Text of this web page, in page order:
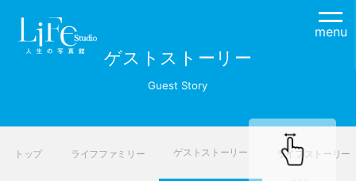
menu
ゲストストーリー
Guest Story
トップ ライフファミリー ゲストストーリー ライフストーリー